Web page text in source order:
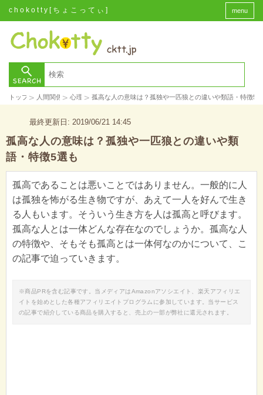
chokotty[ちょこってぃ] menu
トップ > 人間関係 > 心理 > 孤高な人の意味は？孤独や一匹狼との違いや類語・特徴5
最終更新日: 2019/06/21 14:45
孤高な人の意味は？孤独や一匹狼との違いや類
語・特徴5選も
孤高であることは悪いことではありません。一般的に人
は孤独を怖がる生き物ですが、あえて一人を好んで生き
る人もいます。そういう生き方を人は孤高と呼びます。
孤高な人とは一体どんな存在なのでしょうか。孤高な人
の特徴や、そもそも孤高とは一体何なのかについて、こ
の記事で迫っていきます。
※商品PRを含む記事です。当メディアはAmazonアソシエイト、楽天アフィリエ
イトを始めとした各種アフィリエイトプログラムに参加しています。当サービス
の記事で紹介している商品を購入すると、売上の一部が弊社に還元されます。